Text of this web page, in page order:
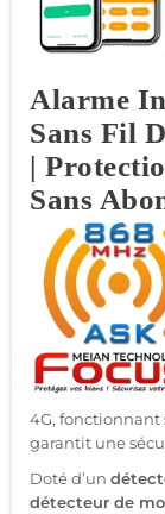
Alarme
Sans Fil
|
Sans
4G, fonctionnant
garantit une
Doté d’un
détecteur de